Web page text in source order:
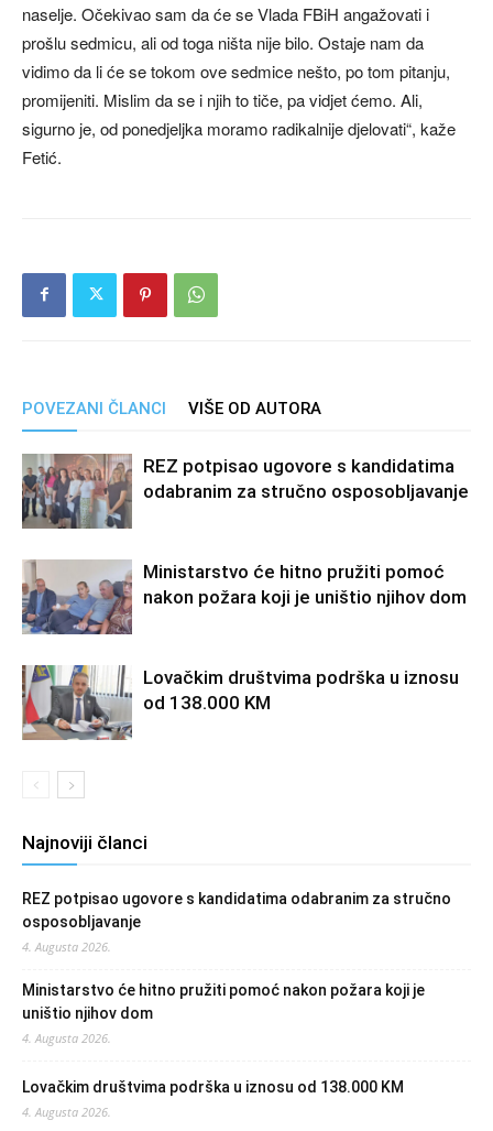
naselje. Očekivao sam da će se Vlada FBiH angažovati i
prošlu sedmicu, ali od toga ništa nije bilo. Ostaje nam da
vidimo da li će se tokom ove sedmice nešto, po tom pitanju,
promijeniti. Mislim da se i njih to tiče, pa vidjet ćemo. Ali,
sigurno je, od ponedjeljka moramo radikalnije djelovati“, kaže
Fetić.
POVEZANI ČLANCI VIŠE OD AUTORA
REZ potpisao ugovore s kandidatima
odabranim za stručno osposobljavanje
Ministarstvo će hitno pružiti pomoć
nakon požara koji je uništio njihov dom
Lovačkim društvima podrška u iznosu
od 138.000 KM
Najnoviji članci
REZ potpisao ugovore s kandidatima odabranim za stručno
osposobljavanje
4. Augusta 2026.
Ministarstvo će hitno pružiti pomoć nakon požara koji je
uništio njihov dom
4. Augusta 2026.
Lovačkim društvima podrška u iznosu od 138.000 KM
4. Augusta 2026.